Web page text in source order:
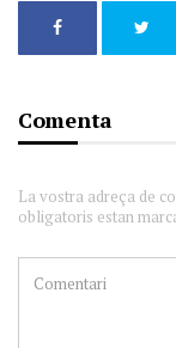
Comenta
La vostra adreça de
obligatoris estan